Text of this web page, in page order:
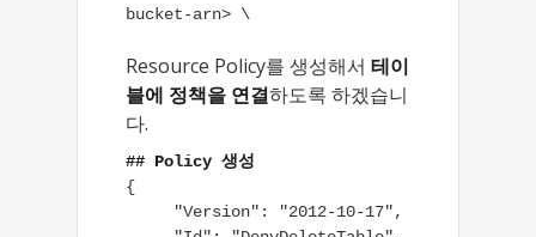
bucket-arn> \
Resource Policy를 생성해서 테이
블에 정책을 연결하도록 하겠습니
다.
## Policy 생성
{